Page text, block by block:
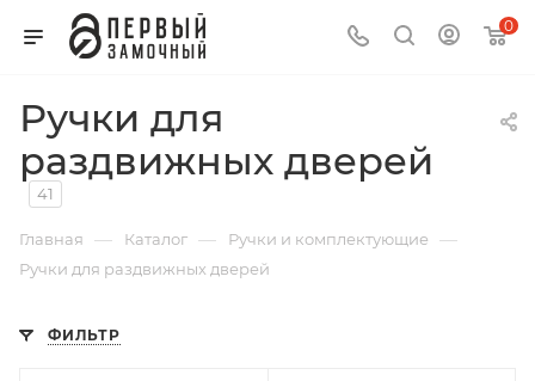
0
Ручки для
раздвижных дверей
41
Главная — Каталог — Ручки и комплектующие —
Ручки для раздвижных дверей
ФИЛЬТР